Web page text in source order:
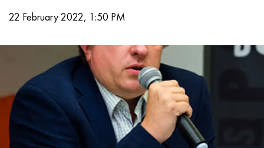
22 February 2022, 1:50 PM